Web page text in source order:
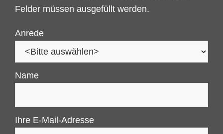
Felder müssen ausgefüllt werden.
Anrede
Name
Ihre E-Mail-Adresse